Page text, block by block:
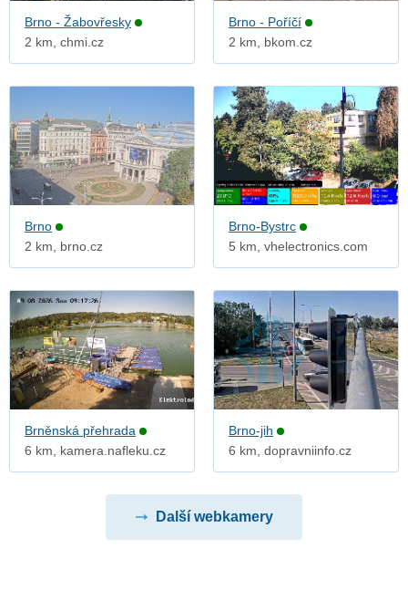
Brno - Žabovřesky
2 km, chmi.cz
Brno - Poříčí
2 km, bkom.cz
Brno
2 km, brno.cz
Brno-Bystrc
5 km, vhelectronics.com
Brněnská přehrada
6 km, kamera.nafleku.cz
Brno-jih
6 km, dopravniinfo.cz
Další webkamery